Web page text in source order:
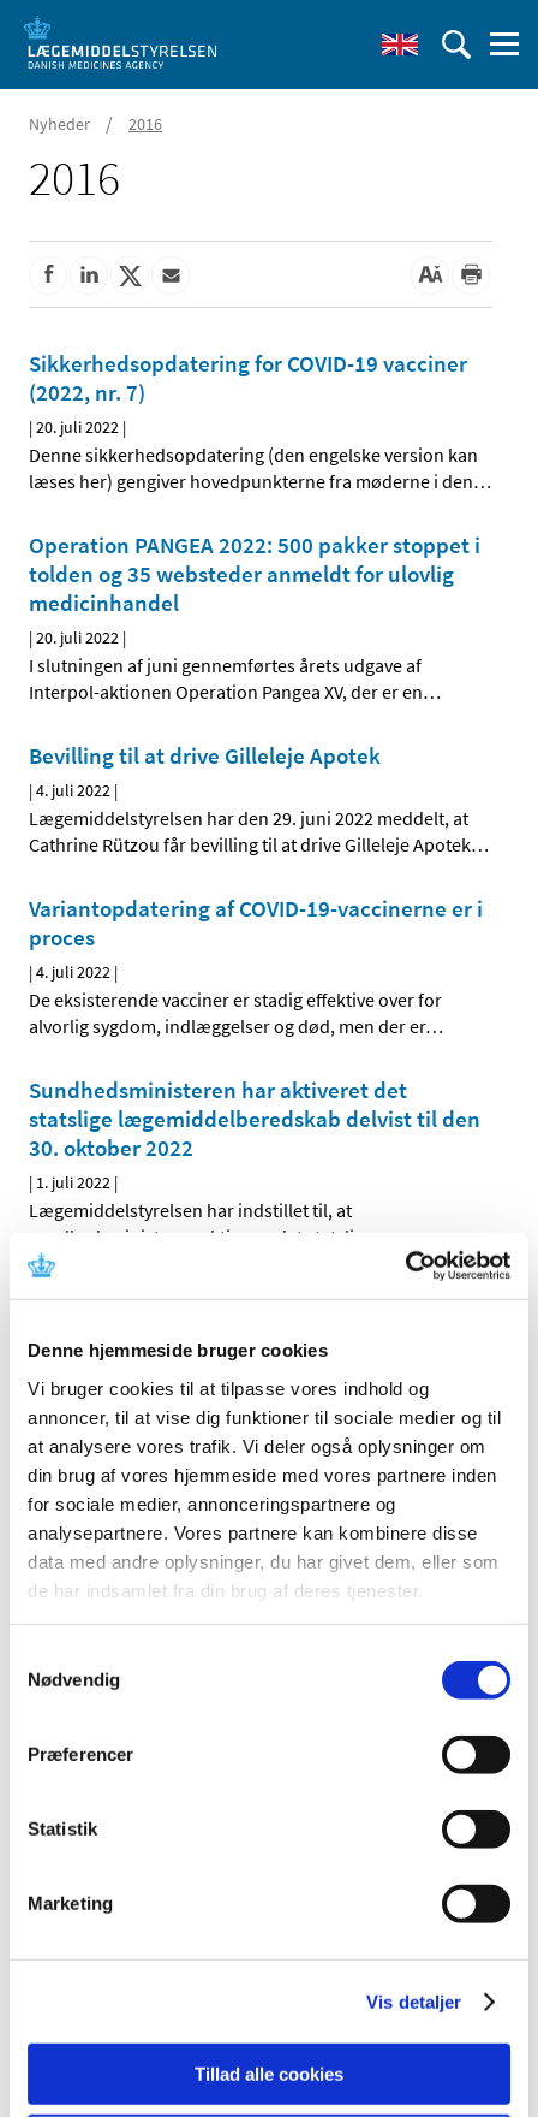
Denne hjemmeside bruger cookies
Vi bruger cookies til at tilpasse vores indhold og
annoncer, til at vise dig funktioner til sociale medier og til
at analysere vores trafik. Vi deler også oplysninger om
din brug af vores hjemmeside med vores partnere inden
for sociale medier, annonceringspartnere og
analysepartnere. Vores partnere kan kombinere disse
data med andre oplysninger, du har givet dem, eller som
de har indsamlet fra din brug af deres tjenester.
Nødvendig
Præferencer
Statistik
Marketing
Vis detaljer
Tillad alle cookies
Nyheder / 2016
2016
Sikkerhedsopdatering for COVID-19 vacciner
(2022, nr. 7)
|20. juli 2022 |
Denne sikkerhedsopdatering (den engelske version kan
læses her) gengiver hovedpunkterne fra møderne i den…
Operation PANGEA 2022: 500 pakker stoppet i
tolden og 35 websteder anmeldt for ulovlig
medicinhandel
|20. juli 2022 |
I slutningen af juni gennemførtes årets udgave af
Interpol-aktionen Operation Pangea XV, der er en…
Bevilling til at drive Gilleleje Apotek
|4. juli 2022 |
Lægemiddelstyrelsen har den 29. juni 2022 meddelt, at
Cathrine Rützou får bevilling til at drive Gilleleje Apotek…
Variantopdatering af COVID-19-vaccinerne er i
proces
|4. juli 2022 |
De eksisterende vacciner er stadig effektive over for
alvorlig sygdom, indlæggelser og død, men der er…
Sundhedsministeren har aktiveret det
statslige lægemiddelberedskab delvist til den
30. oktober 2022
| 1. juli 2022 |
Lægemiddelstyrelsen har indstillet til, at
sundhedsministeren aktiverer det statslige
TID
2026 (84)
2025 (158)
2024 (224)
2023 (195)
2022 (197)
december (18)
november (19)
oktober (17)
august (8)
juni (21)
januar (25)
2018 (150)
2016 (167)